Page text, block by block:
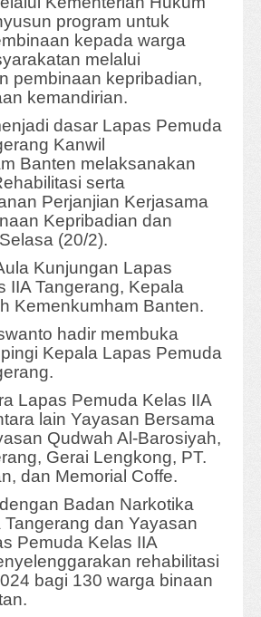
program untuk
kepada warga
melalui
pembinaan kepribadian,
kemandirian.
dasar Lapas Pemuda
Kanwil
Banten melaksanakan
serta
Perjanjian Kerjasama
Kepribadian dan
(20/2).
Kunjungan Lapas
IIA Tangerang, Kepala
Kemenkumham Banten.
hadir membuka
Kepala Lapas Pemuda
Lapas Pemuda Kelas IIA
lain Yayasan Bersama
Qudwah Al-Barosiyah,
Gerai Lengkong, PT.
dan Memorial Coffe.
Badan Narkotika
dan Yayasan
Pemuda Kelas IIA
rehabilitasi
bagi 130 warga binaan